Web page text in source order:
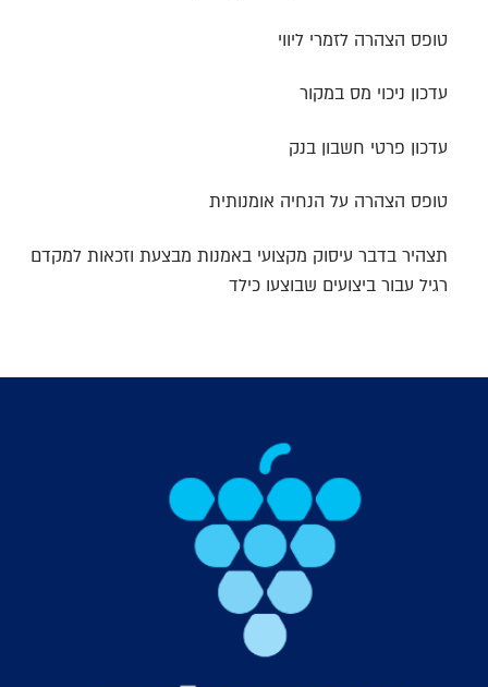
טופס הצהרה לזמרי ליווי
עדכון ניכוי מס במקור
עדכון פרטי חשבון בנק
טופס הצהרה על הנחיה אומנותית
תצהיר בדבר עיסוק מקצועי באמנות מבצעת וזכאות למקדם
רגיל עבור ביצועים שבוצעו כילד